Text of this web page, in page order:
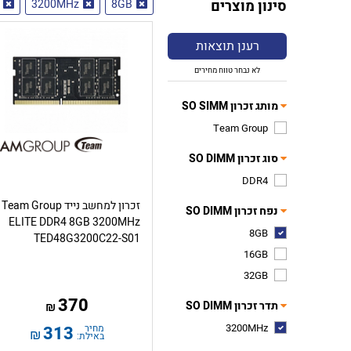
סינון מוצרים
רענן תוצאות
לא נבחר טווח מחירים
מותג זכרון SO SIMM
Team Group
סוג זכרון SO DIMM
DDR4
נפח זכרון SO DIMM
8GB
16GB
32GB
תדר זכרון SO DIMM
3200MHz
8GB
3200MHz
זכרון למחשב נייד Team Group
ELITE DDR4 8GB 3200MHz
TED48G3200C22-S01
370
₪
מחיר
באילת: 313
₪